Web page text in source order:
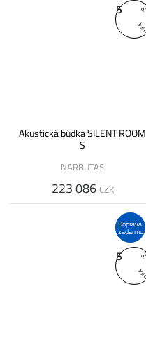
5
Akustická búdka SILENT ROOM
S
NARBUTAS
223 086 CZK
Doprava
zadarmo
5